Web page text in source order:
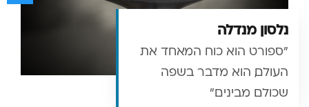
נלסון מנדלה
"ספורט הוא כוח המאחד את
העולם, הוא מדבר בשפה
שכולם מבינים"